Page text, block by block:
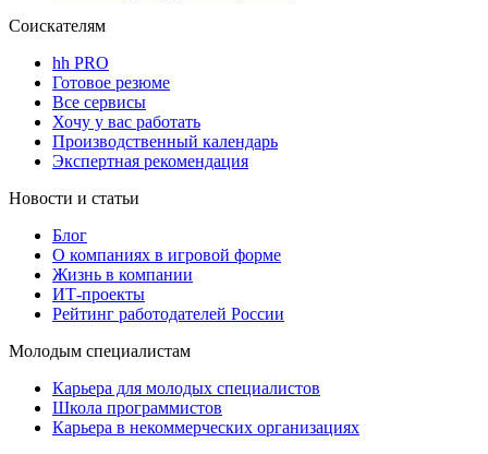
Соискателям
hh PRO
Готовое резюме
Все сервисы
Хочу у вас работать
Производственный календарь
Экспертная рекомендация
Новости и статьи
Блог
О компаниях в игровой форме
Жизнь в компании
ИТ-проекты
Рейтинг работодателей России
Молодым специалистам
Карьера для молодых специалистов
Школа программистов
Карьера в некоммерческих организациях